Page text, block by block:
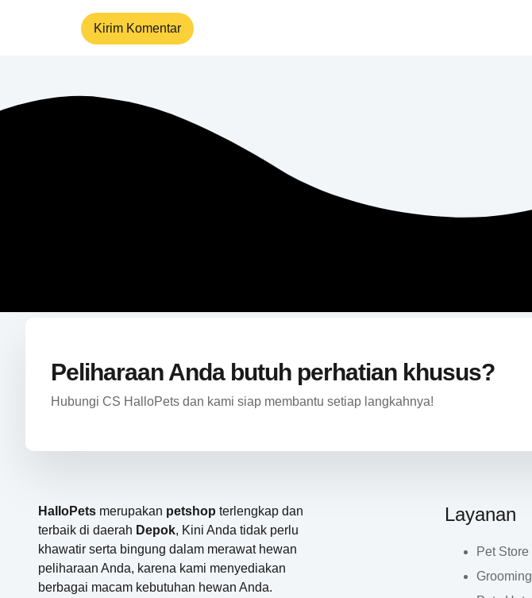
Peliharaan Anda butuh perhatian khusus?
Hubungi CS HalloPets dan kami siap membantu setiap langkahnya!
HalloPets merupakan petshop terlengkap dan
terbaik di daerah Depok, Kini Anda tidak perlu
khawatir serta bingung dalam merawat hewan
peliharaan Anda, karena kami menyediakan
berbagai macam kebutuhan hewan Anda.
Layanan
Pet Store
Grooming